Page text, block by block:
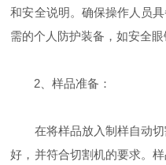
和安全说明。确保操作人员
需的个人防护装备，如安全眼
2、样品准备：
在将样品放入制样自动切
好，并符合切割机的要求。